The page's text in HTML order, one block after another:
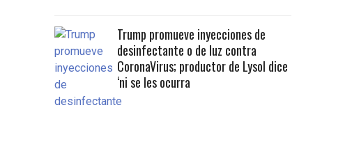
Trump promueve inyecciones de
desinfectante o de luz contra
CoronaVirus; productor de Lysol dice
‘ni se les ocurra